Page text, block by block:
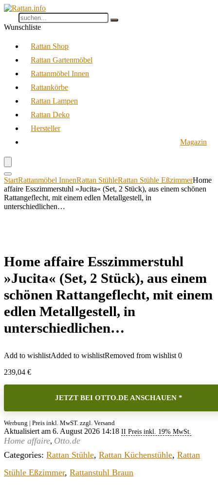
Wunschliste
Rattan Shop
Rattan Gartenmöbel
Rattanmöbel Innen
Rattankörbe
Rattan Lampen
Rattan Deko
Hersteller
Magazin
StartRattanmöbel InnenRattan StühleRattan Stühle EßzimmerHome
affaire Esszimmerstuhl »Jucita« (Set, 2 Stück), aus einem schönen
Rattangeflecht, mit einem edlen Metallgestell, in
unterschiedlichen…
Home affaire Esszimmerstuhl
»Jucita« (Set, 2 Stück), aus einem
schönen Rattangeflecht, mit einem
edlen Metallgestell, in
unterschiedlichen…
Add to wishlistAdded to wishlistRemoved from wishlist 0
239,04 €
JETZT BEI OTTO.DE ANSCHAUEN *
Werbung | Preis inkl. MwST. zzgl. Versand
Aktualisiert am 6. August 2026 14:18 II Preis inkl. 19% MwSt.
Home affaire, Otto.de
Categories: Rattan Stühle, Rattan Küchenstühle, Rattan
Stühle Eßzimmer, Rattanstuhl Braun